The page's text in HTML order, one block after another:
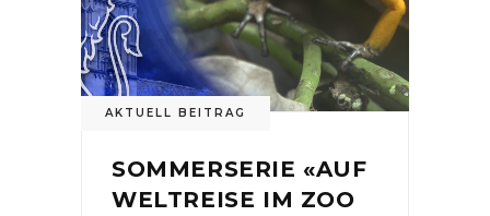
AKTUELL BEITRAG
SOMMERSERIE «AUF
WELTREISE IM ZOO